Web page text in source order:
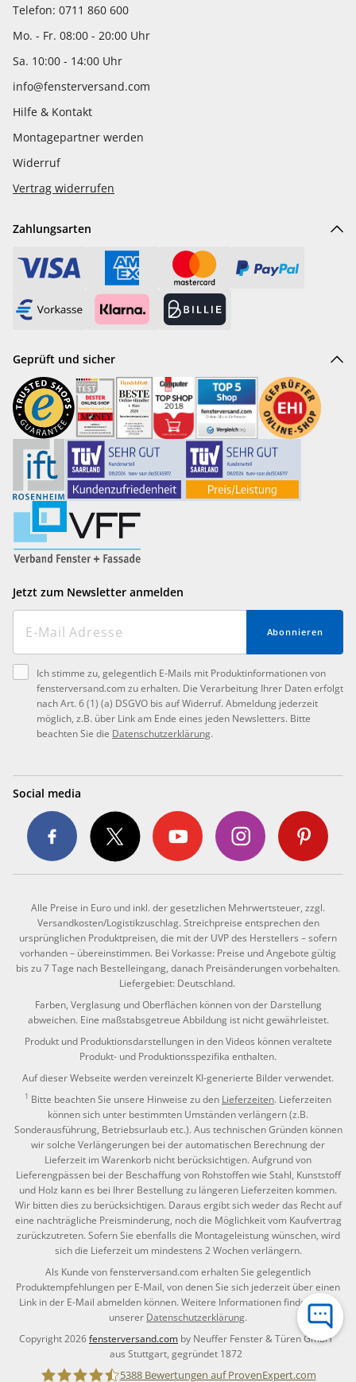
Telefon: 0711 860 600
Mo. - Fr. 08:00 - 20:00 Uhr
Sa. 10:00 - 14:00 Uhr
info@fensterversand.com
Hilfe & Kontakt
Montagepartner werden
Widerruf
Vertrag widerrufen
Zahlungsarten
Geprüft und sicher
Jetzt zum Newsletter anmelden
Abonnieren
Ich stimme zu, gelegentlich E-Mails mit Produktinformationen von
fensterversand.com zu erhalten. Die Verarbeitung Ihrer Daten erfolgt
nach Art. 6 (1) (a) DSGVO bis auf Widerruf. Abmeldung jederzeit
möglich, z.B. über Link am Ende eines jeden Newsletters. Bitte
beachten Sie die Datenschutzerklärung.
Social media
Alle Preise in Euro und inkl. der gesetzlichen Mehrwertsteuer, zzgl.
Versandkosten/Logistikzuschlag. Streichpreise entsprechen den
ursprünglichen Produktpreisen, die mit der UVP des Herstellers – sofern
vorhanden – übereinstimmen. Bei Vorkasse: Preise und Angebote gültig
bis zu 7 Tage nach Bestelleingang, danach Preisänderungen vorbehalten.
Liefergebiet: Deutschland.
Farben, Verglasung und Oberflächen können von der Darstellung
abweichen. Eine maßstabsgetreue Abbildung ist nicht gewährleistet.
Produkt und Produktionsdarstellungen in den Videos können veraltete
Produkt- und Produktionsspezifika enthalten.
Auf dieser Webseite werden vereinzelt KI-generierte Bilder verwendet.
1 Bitte beachten Sie unsere Hinweise zu den Lieferzeiten. Lieferzeiten
können sich unter bestimmten Umständen verlängern (z.B.
Sonderausführung, Betriebsurlaub etc.). Aus technischen Gründen können
wir solche Verlängerungen bei der automatischen Berechnung der
Lieferzeit im Warenkorb nicht berücksichtigen. Aufgrund von
Lieferengpässen bei der Beschaffung von Rohstoffen wie Stahl, Kunststoff
und Holz kann es bei Ihrer Bestellung zu längeren Lieferzeiten kommen.
Wir bitten dies zu berücksichtigen. Daraus ergibt sich weder das Recht auf
eine nachträgliche Preisminderung, noch die Möglichkeit vom Kaufvertrag
zurückzutreten. Sofern Sie ebenfalls die Montageleistung wünschen, wird
sich die Lieferzeit um mindestens 2 Wochen verlängern.
Als Kunde von fensterversand.com erhalten Sie gelegentlich
Produktempfehlungen per E-Mail, von denen Sie sich jederzeit über einen
Link in der E-Mail abmelden können. Weitere Informationen finden Sie in
unserer Datenschutzerklärung.
Copyright 2026fensterversand.com by Neuffer Fenster & Türen GmbH
aus Stuttgart, gegründet 1872
5388Bewertungen auf ProvenExpert.com